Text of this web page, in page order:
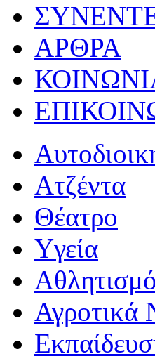
ΑΡΘΡΑ
Ατζέντα
Θέατρο
Yγεία
Αγροτικά